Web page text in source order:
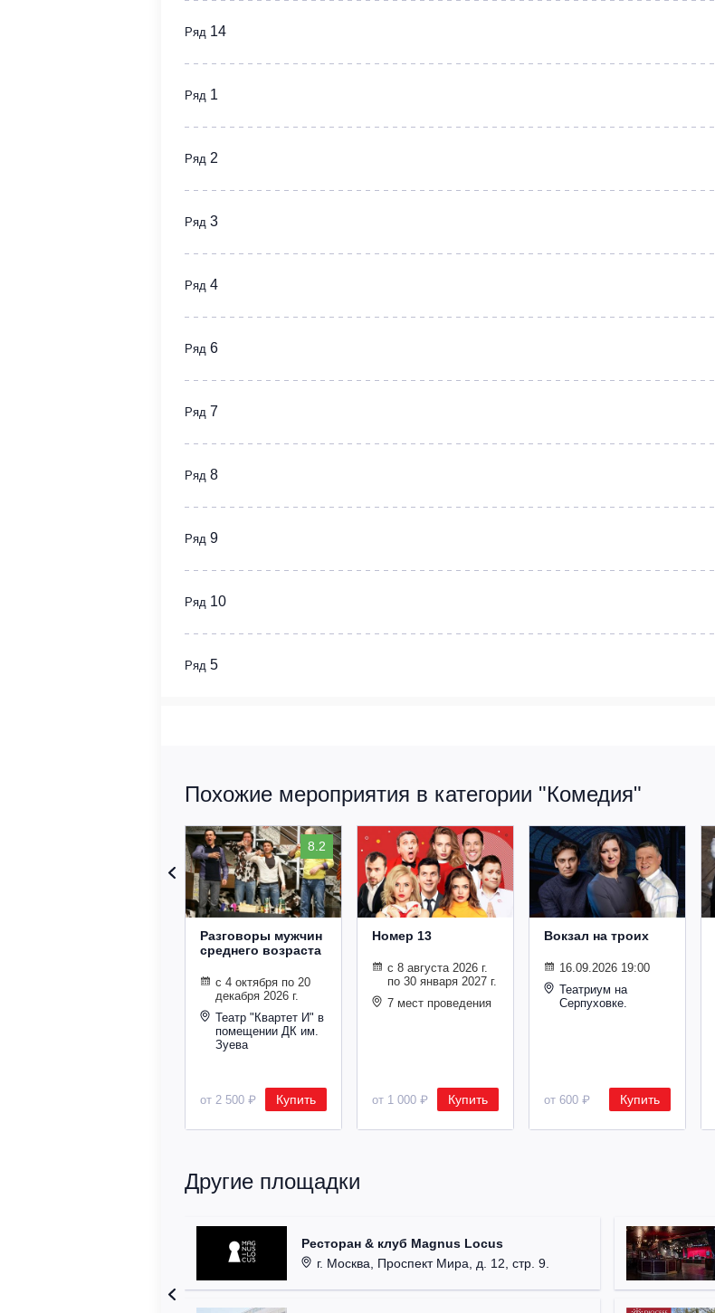
Ряд 14
Ряд 1
Ряд 2
Ряд 3
Ряд 4
Ряд 6
Ряд 7
Ряд 8
Ряд 9
Ряд 10
Ряд 5
Похожие мероприятия в категории "Комедия"
8.2
Разговоры мужчин
среднего возраста
с 4 октября по 20
декабря 2026 г.
Театр "Квартет И" в
помещении ДК им.
Зуева
от 2 500 ₽ Купить
Номер 13
с 8 августа 2026 г.
по 30 января 2027 г.
7 мест проведения
от 1 000 ₽ Купить
Вокзал на троих
16.09.2026 19:00
Театриум на
Серпуховке.
от 600 ₽ Купить
Другие площадки
Ресторан & клуб Magnus Locus
г. Москва, Проспект Мира, д. 12, стр. 9.